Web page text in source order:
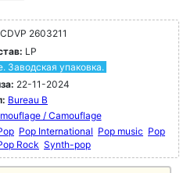
CDVP 2603211
LP
Заводская упаковка.
22-11-2024
Bureau B
/ Camouflage
Pop International Pop music Pop
Rock Synth-pop